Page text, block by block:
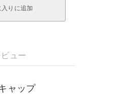
入りに追加
ュー
ャップ